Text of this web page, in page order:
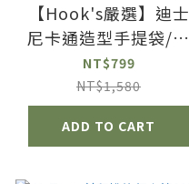
【Hook's嚴選】迪士
尼卡通造型手提袋/旅
行袋（大容量旅行袋設
計）
NT$799
NT$1,580
ADD TO CART